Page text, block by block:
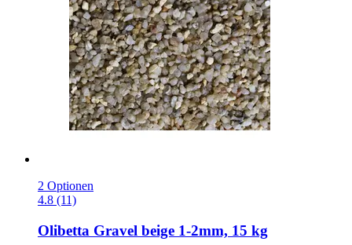
2 Optionen
4.8 (11)
Olibetta Gravel beige 1-​2mm, 15 kg